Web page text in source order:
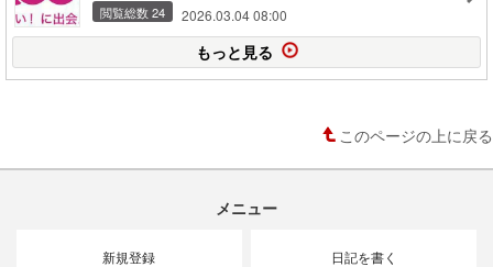
閲覧総数 24 2026.03.04 08:00
もっと見る
このページの上に戻る
メニュー
新規登録 日記を書く